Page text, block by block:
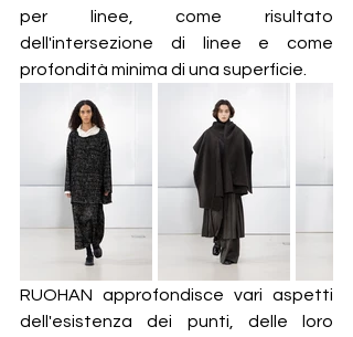
per linee, come risultato
dell'intersezione di linee e come
profondità minima di una superficie.
RUOHAN approfondisce vari aspetti
dell'esistenza dei punti, delle loro